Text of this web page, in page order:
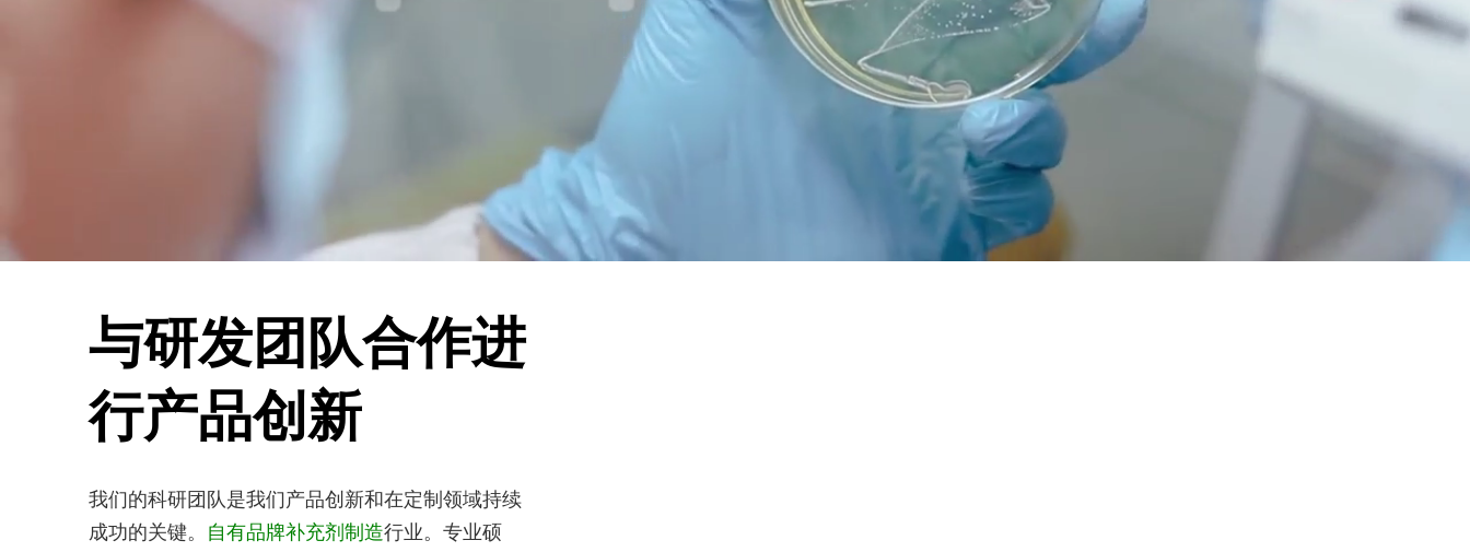
与研发团队合作进
行产品创新
我们的科研团队是我们产品创新和在定制领域持续
成功的关键。
自有品牌补充剂制造行业。专业硕